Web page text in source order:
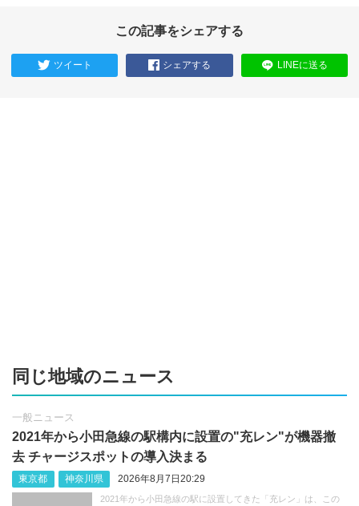
この記事をシェアする
ツイート シェアする LINEに送る
同じ地域のニュース
一般ニュース
2021年から小田急線の駅構内に設置の"充レン"が機器撤
去 チャージスポットの導入決まる
東京都 神奈川県 2026年8月7日20:29
2021年から小田急線の駅に設置してきた「充レン」は、この